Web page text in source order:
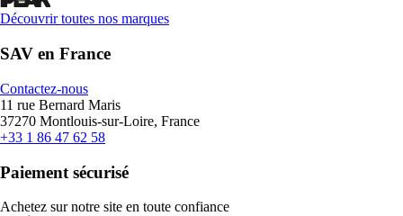
Découvrir toutes nos marques
SAV en France
Contactez-nous
11 rue Bernard Maris
37270 Montlouis-sur-Loire, France
+33 1 86 47 62 58
Paiement sécurisé
Achetez sur notre site en toute confiance